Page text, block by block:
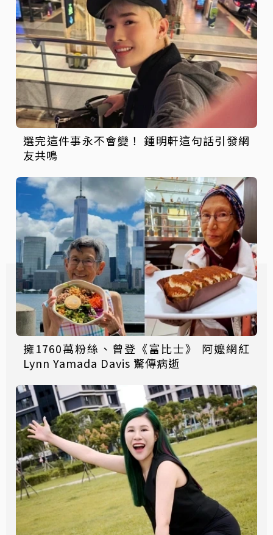
選完這件事永不會變！ 鍾明軒這句話引發網
友共鳴
擁1760萬粉絲、曾登《富比士》 阿嬤網紅
Lynn Yamada Davis 驚傳病逝